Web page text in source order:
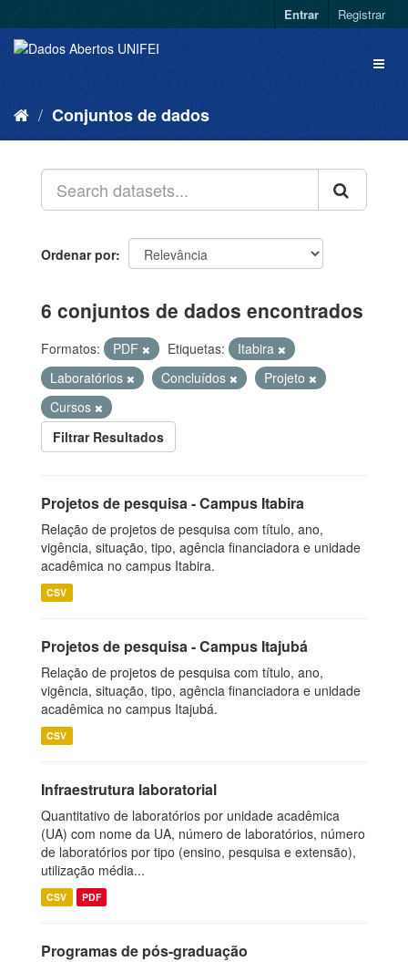
Entrar Registrar
Conjuntos de dados
Ordenar por
6 conjuntos de dados encontrados
Formatos: PDF Etiquetas:
Itabira
Laboratórios
Concluídos
Projeto
Cursos
Filtrar Resultados
Projetos de pesquisa - Campus Itabira
Relação de projetos de pesquisa com título, ano,
vigência, situação, tipo, agência financiadora e unidade
acadêmica no campus Itabira.
CSV
Projetos de pesquisa - Campus Itajubá
Relação de projetos de pesquisa com título, ano,
vigência, situação, tipo, agência financiadora e unidade
acadêmica no campus Itajubá.
CSV
Infraestrutura laboratorial
Quantitativo de laboratórios por unidade acadêmica
(UA) com nome da UA, número de laboratórios, número
de laboratórios por tipo (ensino, pesquisa e extensão),
utilização média...
CSV PDF
Programas de pós-graduação